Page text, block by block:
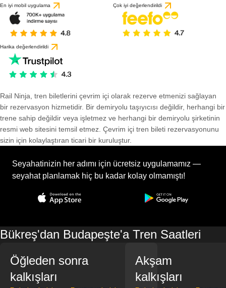
En iyi mobil uygulama Çok iyi değerlendirildi
Harika değerlendirildi
Rail Ninja, tren biletlerini çevrim içi olarak rezerve etmenizi sağlayan
bir rezervasyon hizmetidir. Bir demiryolu taşıyıcısı değildir, herhangi bir
trene sahip değildir veya işletmez ve herhangi bir demiryolu şirketinin
resmi web sitesini temsil etmez. Çevrim içi tren bileti rezervasyonunu
sizin için kolaylaştıran ticari bir kuruluştur.
Seyahatinizin her adımı için ücretsiz uygulamamız —
seyahat planlamak hiç bu kadar kolay olmamıştı!
Bükreş'dan Budapeşte'a Tren Saatleri
Öğleden sonra
kalkışları
Akşam
kalkışları